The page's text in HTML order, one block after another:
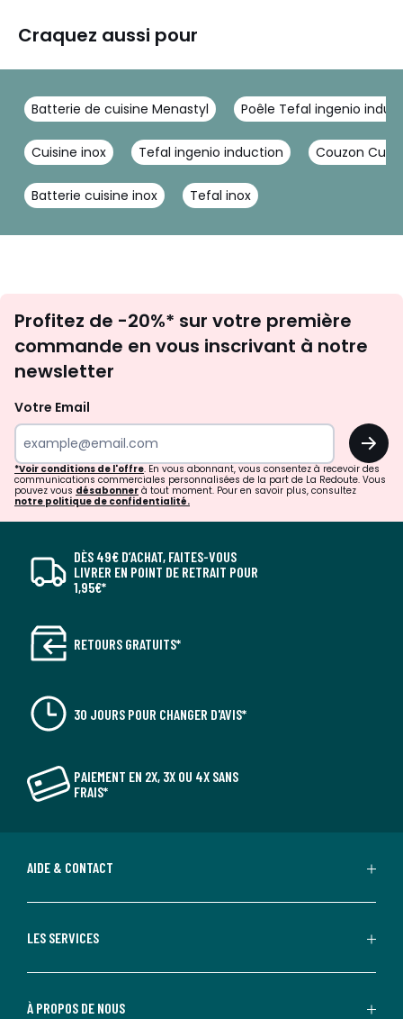
Craquez aussi pour
Batterie de cuisine Menastyl Poêle Tefal ingenio
Cuisine inox Tefal ingenio induction Couzon
Batterie cuisine inox Tefal inox
newsletter
Profitez de -20%* sur votre première
commande en vous inscrivant à notre
newsletter
Votre Email
OK
*Voir conditions de l'offre. En vous abonnant, vous consentez à recevoir des
communications commerciales personnalisées de la part de La Redoute. Vous
pouvez vous désabonner à tout moment. Pour en savoir plus, consultez
notre politique de confidentialité.
DÈS 49€ D’ACHAT, FAITES-VOUS
LIVRER EN POINT DE RETRAIT POUR
1,95€*
RETOURS GRATUITS*
30 JOURS POUR CHANGER D'AVIS*
PAIEMENT EN 2X, 3X OU 4X SANS
FRAIS*
AIDE & CONTACT
LES SERVICES
À PROPOS DE NOUS